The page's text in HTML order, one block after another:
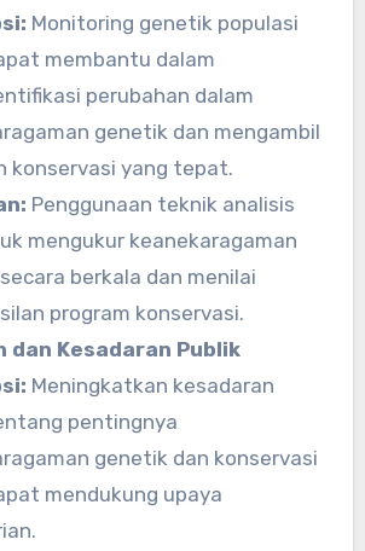
Monitoring genetik populasi
membantu dalam
perubahan dalam
genetik dan mengambil
konservasi yang tepat.
Penggunaan teknik analisis
mengukur keanekaragaman
berkala dan menilai
program konservasi.
dan Kesadaran Publik
Meningkatkan kesadaran
pentingnya
genetik dan konservasi
mendukung upaya